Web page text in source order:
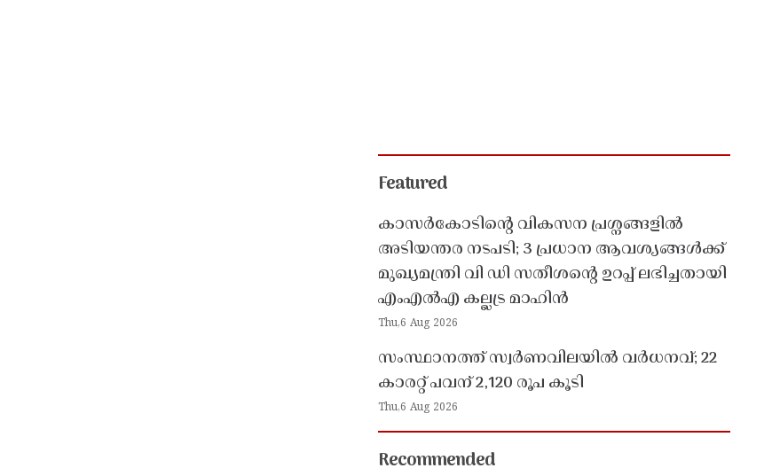
Featured
കാസർകോടിൻ്റെ വികസന പ്രശ്നങ്ങളിൽ
അടിയന്തര നടപടി; 3 പ്രധാന ആവശ്യങ്ങൾക്ക്
മുഖ്യമന്ത്രി വി ഡി സതീശൻ്റെ ഉറപ്പ് ലഭിച്ചതായി
എംഎൽഎ കല്ലട്ര മാഹിൻ
Thu,6 Aug 2026
സംസ്ഥാനത്ത് സ്വർണവിലയിൽ വർധനവ്; 22
കാരറ്റ് പവന് 2,120 രൂപ കൂടി
Thu,6 Aug 2026
Recommended